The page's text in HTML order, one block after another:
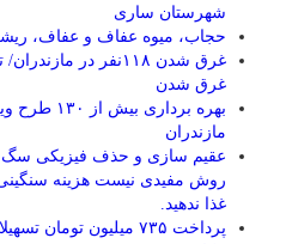
شهرستان ساری
حجاب، میوه عفاف و عفاف،
غرق شدن ۱۱۸نفر در
غرق شدن
بهره
مازندران
عقیم سازی و حذف فیزیکی سگ
روش مفیدی نیست هزینه
غذا ندهید.
پرداخت ۷۳۵ میلیون